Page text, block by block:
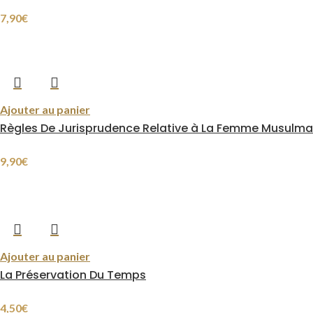
7,90€
Ajouter au panier
Règles De Jurisprudence Relative à La Femme
9,90€
Ajouter au panier
La Préservation Du Temps
4,50€